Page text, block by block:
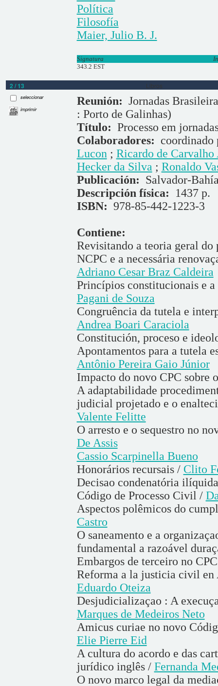
Política
Filosofía
Maier, Julio B. J.
Signatura
343.2 EST
2 / 13 Libros
seleccionar
imprimir
Reunión: Jornadas
: Porto de Galinhas)
Título: Processo em
Colaboradores:
Lucon ; Ricardo de
Hecker da Silva ; Ronaldo
Publicación: Salvador-
Descripción física: 1437 p.
ISBN: 978-85-442-1223-3
Contiene:
Revisitando a teoria geral do
NCPC e a necessária
Adriano Cesar Braz Caldeira
Princípios constitucionais e a
Pagani de Souza
Congruência da tutela e
Andrea Boari Caraciola
Constitución, proceso e
Apontamentos para a tutela
Antônio Pereira Gaio Júnior
Impacto do novo CPC sobre
A adaptabilidade
judicial projetado e o
Valente Felitte
O arresto e o sequestro no
De Assis
Cassio Scarpinella Bueno
Honorários recursais / Clito
Decisao condenatória
Código de Processo Civil /
Aspectos polêmicos do
Castro
O saneamento e a
fundamental a razoável
Embargos de terceiro no
Reforma a la justicia civil en
Eduardo Oteiza
Desjudicializaçao : A
Marques de Medeiros Neto
Amicus curiae no novo
Elie Pierre Eid
A cultura do acordo e das
jurídico inglês / Fernanda
O novo marco legal da